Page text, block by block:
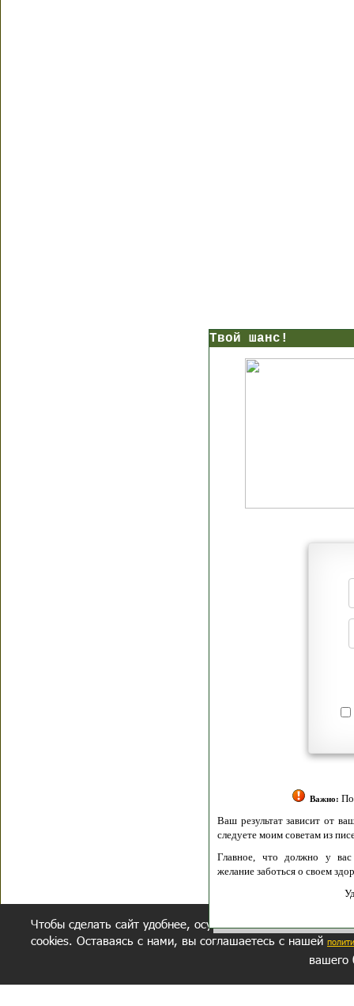
Твой шанс!
Я
Получение
Ваш результат зависит от вашей
следуете моим советам из писем и книг.
Главное, что должно у вас быть -
желание заботься о своем здоровье.
Удачи!
Чтобы сделать сайт удобнее, осуществляется обработка
cookies. Оставаясь с нами, вы соглашаетесь с нашей
вашего